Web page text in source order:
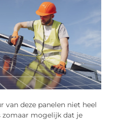
van deze panelen niet heel
zomaar mogelijk dat je